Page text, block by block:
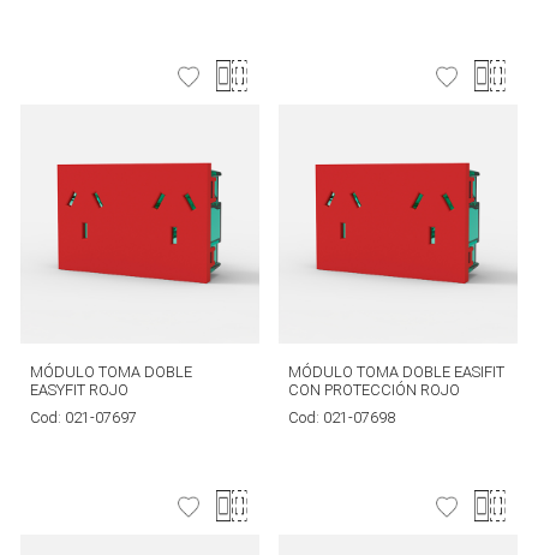
MÓDULO TOMA DOBLE
EASYFIT ROJO
Cod: 021-07697
MÓDULO TOMA DOBLE EASIFIT
CON PROTECCIÓN ROJO
Cod: 021-07698